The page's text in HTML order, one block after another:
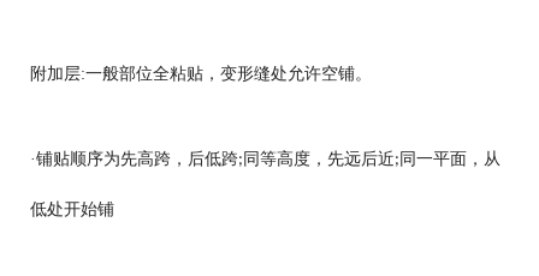
附加层:一般部位全粘贴，变形缝处允许空铺。
·铺贴顺序为先高跨，后低跨; 同等高度，先远后近; 同一平面，从
低处开始铺